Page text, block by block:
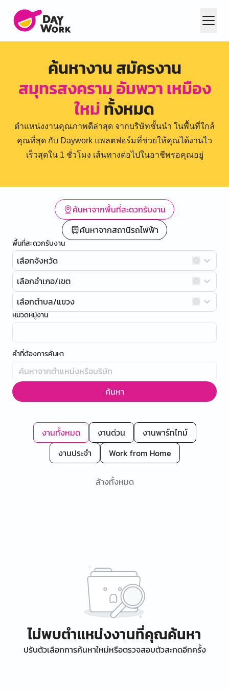
ค้นหางาน สมัครงาน
สมุทรสงคราม อัมพวา เหมือง
ใหม่ทั้งหมด
ตำแหน่งงานคุณภาพดีล่าสุด จากบริษัทชั้นนำ ในพื้นที่ใกล้
คุณที่สุด กับ Daywork แพลตฟอร์มที่ช่วยให้คุณได้งานไว
เร็วสุดใน 1 ชั่วโมง เส้นทางต่อไปในอาชีพรอคุณอยู่
ค้นหาจากพื้นที่สะดวกรับงาน
ค้นหาจากสถานีรถไฟฟ้า
พื้นที่สะดวกรับงาน
เลือกจังหวัด
เลือกอำเภอ/เขต
เลือกตำบล/แขวง
หมวดหมู่งาน
คำที่ต้องการค้นหา
ค้นหา
งานทั้งหมด งานด่วน
งานพาร์ทไทม์
งานประจำ
Work from Home
ล้างทั้งหมด
ไม่พบตำแหน่งงานที่คุณค้นหา
ปรับตัวเลือกการค้นหาใหม่หรือตรวจสอบตัวสะกดอีกครั้ง